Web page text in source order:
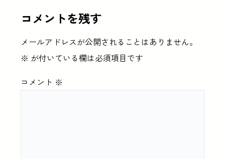
コメントを残す
メールアドレスが公開されることはありません。
※ が付いている欄は必須項目です
コメント ※